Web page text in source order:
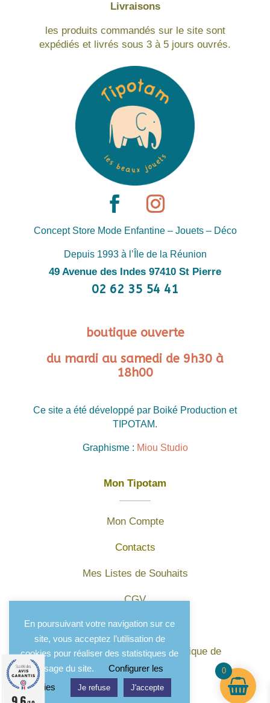
Livraisons
les produits commandés sur le site sont
expédiés et livrés sous 3 à 5 jours ouvrés.
Concept Store Mode Enfantine – Jouets – Déco
Depuis 1993 à l’Île de la Réunion
49 Avenue des Indes 97410 St Pierre
02 62 35 54 41
boutique ouverte
du mardi au samedi de 9h30 à
18h00
Ce site a été développé par Boiké Production et
TIPOTAM.
Graphisme : Miou Studio
Mon Tipotam
Mon Compte
Contacts
Mes Listes de Souhaits
CGV
Mentions légales
Protection des données et politique de
confidentialité
En poursuivant votre navigation sur ce
site, vous acceptez l’utilisation de
cookies pour réaliser des statistiques de
l'usage du site.
Configurer les
cookies
Je refuse J'accepte
0